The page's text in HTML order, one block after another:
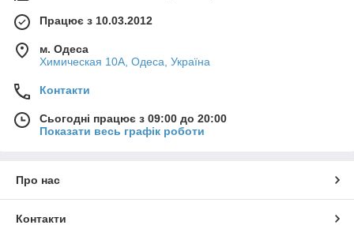
Працює з 10.03.2012
м. Одеса
Химическая 10А, Одеса, Україна
Контакти
Сьогодні працює з 09:00 до 20:00
Показати весь графік роботи
Про нас
Контакти